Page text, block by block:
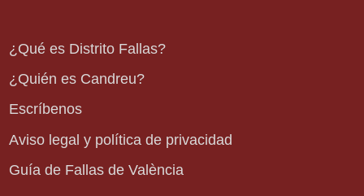
¿Qué es Distrito Fallas?
¿Quién es Candreu?
Escríbenos
Aviso legal y política de privacidad
Guía de Fallas de València